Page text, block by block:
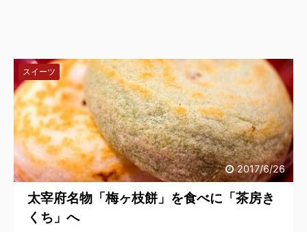
2017/6/26
スイーツ
太宰府名物「梅ヶ枝餅」を食べに「茶房き
くち」へ